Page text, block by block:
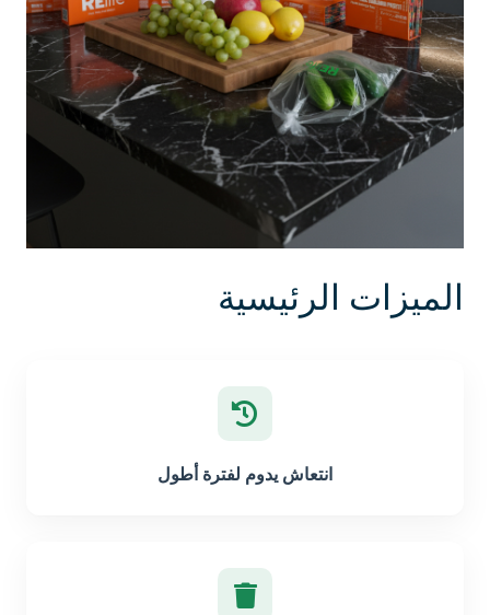
الميزات الرئيسية
انتعاش يدوم لفترة أطول